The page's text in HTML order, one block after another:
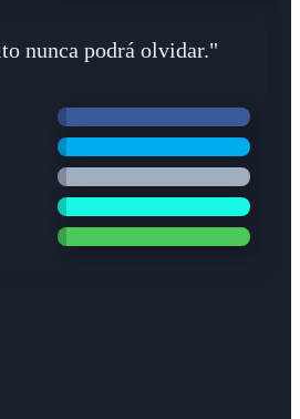
nunca podrá olvidar."